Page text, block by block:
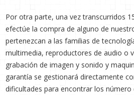
Por otra parte, una vez transcurridos
efectúe la compra de alguno de
pertenezcan a las familias de
multimedia, reproductores de audio o
grabación de imagen y sonido y
garantía se gestionará directamente
dificultades para encontrar los número